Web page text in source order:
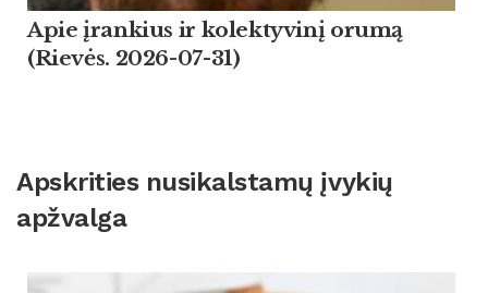
Apie įrankius ir kolektyvinį orumą
(Rievės. 2026-07-31)
Apskrities nusikalstamų įvykių
apžvalga